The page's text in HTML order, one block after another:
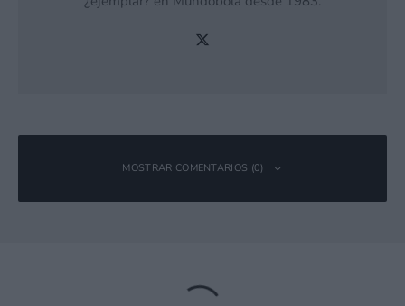
MOSTRAR COMENTARIOS (0)
Tu dirección de correo electrónico no será publicada.